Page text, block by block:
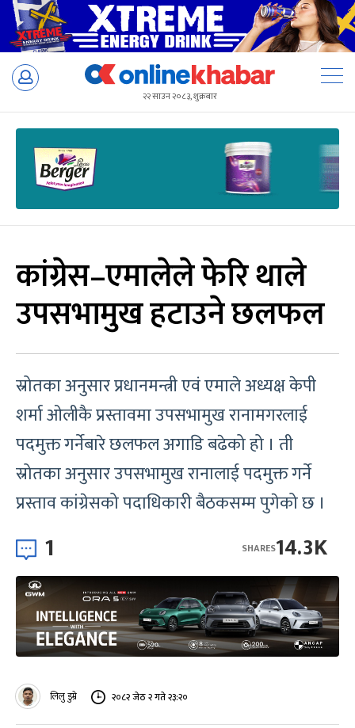
Skip
२२ साउन २०८३, शुक्रबार
कांग्रेस–एमालेले फेरि थाले
उपसभामुख हटाउने छलफल
स्रोतका अनुसार प्रधानमन्त्री एवं एमाले अध्यक्ष केपी
शर्मा ओलीकै प्रस्तावमा उपसभामुख रानामगरलाई
पदमुक्त गर्नेबारे छलफल अगाडि बढेको हो । ती
स्रोतका अनुसार उपसभामुख रानालाई पदमुक्त गर्ने
प्रस्ताव कांग्रेसको पदाधिकारी बैठकसम्म पुगेको छ ।
1 14.3K
SHARES
लिलु डुम्रे २०८२ जेठ २ गते २३:२०